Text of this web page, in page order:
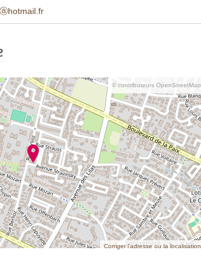
© contributeurs OpenStreetMap
Corriger l’adresse ou la localisation